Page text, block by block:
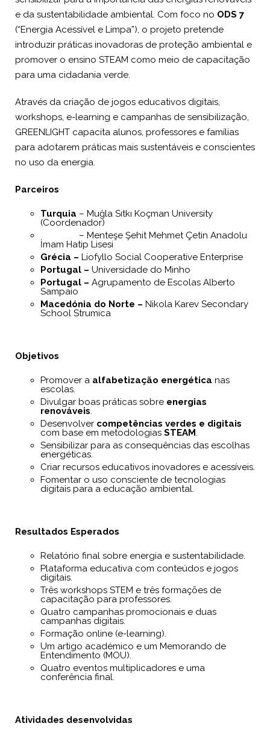
e da sustentabilidade ambiental. Com foco no ODS 7
(“Energia Acessível e Limpa”), o projeto pretende
introduzir práticas inovadoras de proteção ambiental e
promover o ensino STEAM como meio de capacitação
para uma cidadania verde.
Através da criação de jogos educativos digitais,
workshops, e-learning e campanhas de sensibilização,
GREENLIGHT capacita alunos, professores e famílias
para adotarem práticas mais sustentáveis e conscientes
no uso da energia.
Parceiros
Turquia – Muğla Sıtkı Koçman University
(Coordenador)
– Menteşe Şehit Mehmet Çetin Anadolu
İmam Hatip Lisesi
Grécia – Liofyllo Social Cooperative Enterprise
Portugal – Universidade do Minho
Portugal – Agrupamento de Escolas Alberto
Sampaio
Macedónia do Norte – Nikola Karev Secondary
School Strumica
Objetivos
Promover a alfabetização energética nas
escolas.
Divulgar boas práticas sobre energias
renováveis.
Desenvolver competências verdes e digitais
com base em metodologias STEAM.
Sensibilizar para as consequências das escolhas
energéticas.
Criar recursos educativos inovadores e acessíveis.
Fomentar o uso consciente de tecnologias
digitais para a educação ambiental.
Resultados Esperados
Relatório final sobre energia e sustentabilidade.
Plataforma educativa com conteúdos e jogos
digitais.
Três workshops STEM e três formações de
capacitação para professores.
Quatro campanhas promocionais e duas
campanhas digitais.
Formação online (e-learning).
Um artigo académico e um Memorando de
Entendimento (MOU).
Quatro eventos multiplicadores e uma
conferência final.
Atividades desenvolvidas